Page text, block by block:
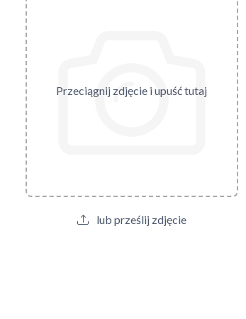
Przeciągnij zdjęcie i upuść tutaj
lub prześlij zdjęcie